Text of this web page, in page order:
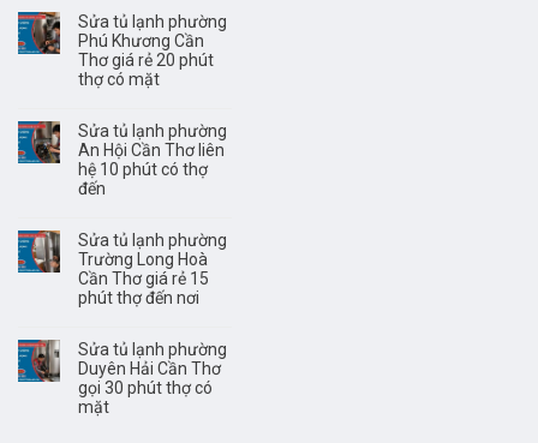
Sửa tủ lạnh phường
Phú Khương Cần
Thơ giá rẻ 20 phút
thợ có mặt
Sửa tủ lạnh phường
An Hội Cần Thơ liên
hệ 10 phút có thợ
đến
Sửa tủ lạnh phường
Trường Long Hoà
Cần Thơ giá rẻ 15
phút thợ đến nơi
Sửa tủ lạnh phường
Duyên Hải Cần Thơ
gọi 30 phút thợ có
mặt